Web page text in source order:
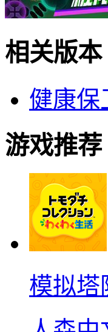
相关版本
健康保
游戏推荐
模拟塔